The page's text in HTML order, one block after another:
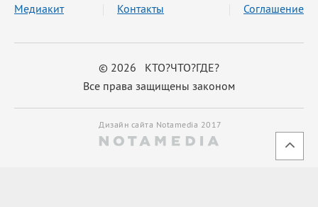
© 2026 КТО?ЧТО?ГДЕ?
Все права защищены законом
Медиакит Контакты Соглашение
Дизайн сайта Notamedia 2017